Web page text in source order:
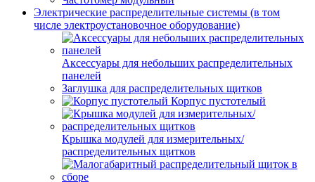
Электрические распределительные системы (в том
числе электроустановочное оборудование)
Аксессуары для небольших распределительных
панелей
Заглушка для распределительных щитков
Корпус пустотелый
Крышка модулей для измерительных/
распределительных щитков